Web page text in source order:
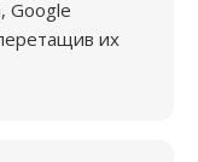
Google
их